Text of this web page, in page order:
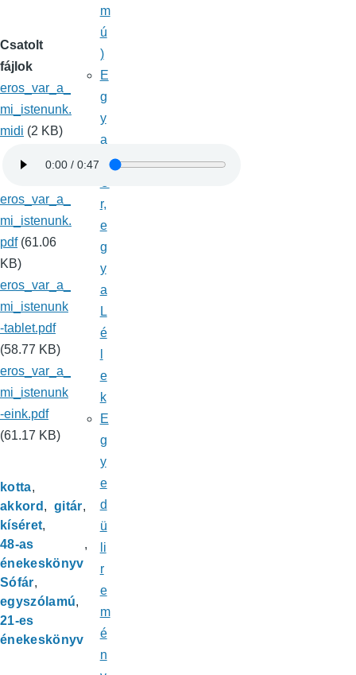
Csatolt
fájlok
eros_var_a_
mi_istenunk.
midi (2 KB)
eros_var_a_
mi_istenunk.
pdf (61.06
KB)
eros_var_a_
mi_istenunk
-tablet.pdf
(58.77 KB)
eros_var_a_
mi_istenunk
-eink.pdf
(61.17 KB)
kotta
akkord
gitár
kíséret
48-as
énekeskönyv
Sófár
egyszólamú
21-es
énekeskönyv
m
ú
)
E
g
y
a
r,
e
g
y
a
L
é
e
k
E
g
y
e
d
ü
li
r
e
m
é
n